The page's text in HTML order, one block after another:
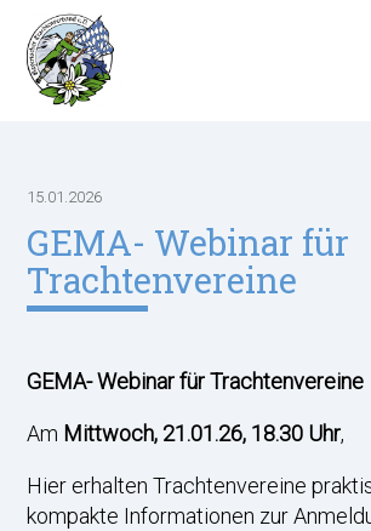
15.01.2026
GEMA- Webinar für
Trachtenvereine
GEMA- Webinar für Trachtenvereine
Am Mittwoch, 21.01.26, 18.30 Uhr,
Hier erhalten Trachtenvereine
kompakte Informationen zur